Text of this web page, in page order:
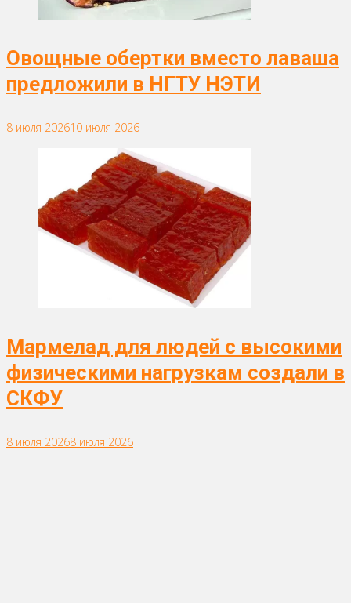
Овощные обертки вместо лаваша
предложили в НГТУ НЭТИ
8 июля 202610 июля 2026
Мармелад для людей с высокими
физическими нагрузкам создали в
СКФУ
8 июля 20268 июля 2026